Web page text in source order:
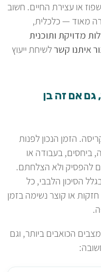
או עצירת החיים. חשוב
מאוד — כלכלית,
מדויקת ותוכנית
איתנו קשרלשיחת ייעוץ
גם אם זה בן
הזמן הנכון לפנות
ביחסים, בעבודה או
להפסיק ולא הצלחתם.
הסיכון הלבבי, כל
או קוצר נשימה בזמן
הכואבים ביותר, וגם